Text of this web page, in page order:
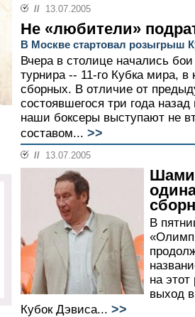
// 13.07.2005
Не «любители»
В Москве стартовал розыгрыш
Вчера в столице начались
турнира -- 11-го Кубка мира,
сборных. В отличие от
состоявшегося три года
наши боксеры выступают не
составом... >>
// 13.07.2005
В
на
выход
Кубок Дэвиса... >>